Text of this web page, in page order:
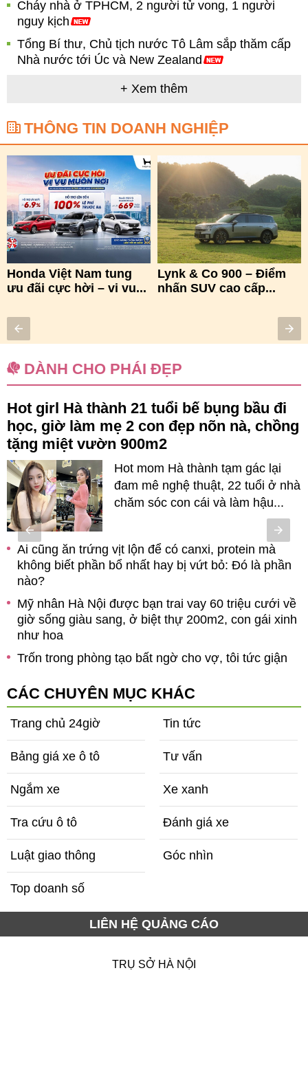
Cháy nhà ở TPHCM, 2 người tử vong, 1 người
nguy kịch
Tổng Bí thư, Chủ tịch nước Tô Lâm sắp thăm cấp
Nhà nước tới Úc và New Zealand
+ Xem thêm
THÔNG TIN DOANH NGHIỆP
Honda Việt Nam tung
ưu đãi cực hời – vi vu...
Lynk & Co 900 – Điểm
nhấn SUV cao cấp...
DÀNH CHO PHÁI ĐẸP
Hot girl Hà thành 21 tuổi bế bụng bầu đi
học, giờ làm mẹ 2 con đẹp nõn nà, chồng
tặng miệt vườn 900m2
Hot mom Hà thành tạm gác lại
đam mê nghệ thuật, 22 tuổi ở nhà
chăm sóc con cái và làm hậu...
Ai cũng ăn trứng vịt lộn để có canxi, protein mà
không biết phần bổ nhất hay bị vứt bỏ: Đó là phần
nào?
Mỹ nhân Hà Nội được bạn trai vay 60 triệu cưới về
giờ sống giàu sang, ở biệt thự 200m2, con gái xinh
như hoa
Trốn trong phòng tạo bất ngờ cho vợ, tôi tức giận
CÁC CHUYÊN MỤC KHÁC
Trang chủ 24giờ Tin tức
Bảng giá xe ô tô Tư vấn
Ngắm xe Xe xanh
Tra cứu ô tô Đánh giá xe
Luật giao thông Góc nhìn
Top doanh số
LIÊN HỆ QUẢNG CÁO
TRỤ SỞ HÀ NỘI